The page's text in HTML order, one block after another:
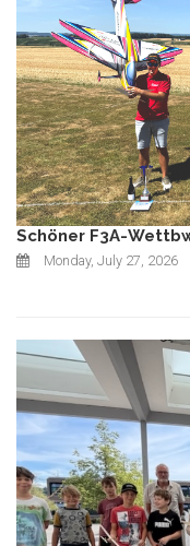
Schöner F3A-
Monday, July 27, 2026